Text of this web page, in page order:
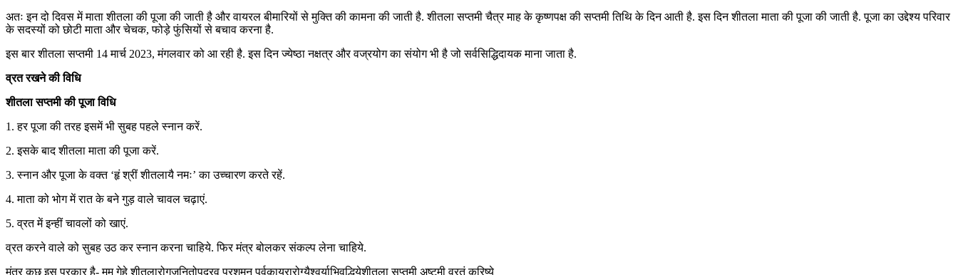
अतः इन दो दिवस में माता शीतला की पूजा की जाती है और वायरल बीमारियों से मुक्ति की कामना की जाती है. शीतला सप्तमी चैत्र माह के कृष्णपक्ष की सप्तमी तिथि के दिन आती है. इस दिन शीतला माता की पूजा की जाती है. पूजा का उद्देश्य परिवार
के सदस्यों को छोटी माता और चेचक, फोड़े फुंसियों से बचाव करना है.
इस बार शीतला सप्तमी 14 मार्च 2023, मंगलवार को आ रही है. इस दिन ज्येष्ठा नक्षत्र और वज्रयोग का संयोग भी है जो सर्वसिद्धिदायक माना जाता है.
व्रत रखने की विधि
शीतला सप्तमी की पूजा विधि
1. हर पूजा की तरह इसमें भी सुबह पहले स्नान करें.
2. इसके बाद शीतला माता की पूजा करें.
3. स्नान और पूजा के वक्त ‘हृं श्रीं शीतलायै नमः’ का उच्चारण करते रहें.
4. माता को भोग में रात के बने गुड़ वाले चावल चढ़ाएं.
5. व्रत में इन्हीं चावलों को खाएं.
व्रत करने वाले को सुबह उठ कर स्नान करना चाहिये. फिर मंत्र बोलकर संकल्प लेना चाहिये.
मंत्र कुछ इस प्रकार है- मम गेहे शीतलारोगजनितोपद्रव प्रशमन पूर्वकायुरारोग्यैश्वर्याभिवृद्धियेशीतला सप्तमी अष्टमी व्रतं करिष्ये